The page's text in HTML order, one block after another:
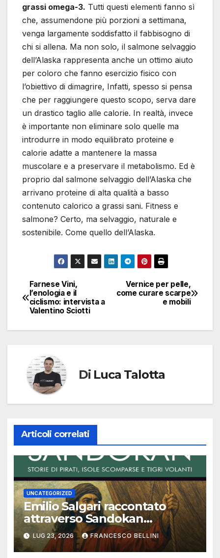
grassi omega-3. Tutti questi elementi fanno sì
che, assumendone più porzioni a settimana,
venga largamente soddisfatto il fabbisogno di
chi si allena. Ma non solo, il salmone selvaggio
dell’Alaska rappresenta anche un ottimo aiuto
per coloro che fanno esercizio fisico con
l’obiettivo di dimagrire, Infatti, spesso si pensa
che per raggiungere questo scopo, serva dare
un drastico taglio alle calorie. In realtà, invece
è importante non eliminare solo quelle ma
introdurre in modo equilibrato proteine e
calorie adatte a mantenere la massa
muscolare e a preservare il metabolismo. Ed è
proprio dal salmone selvaggio dell’Alaska che
arrivano proteine di alta qualità a basso
contenuto calorico a grassi sani. Fitness e
salmone? Certo, ma selvaggio, naturale e
sostenibile. Come quello dell’Alaska.
Navigazione
articoli
Vernice per pelle,
come curare scarpe
e mobili
Farnese Vini,
l’enologia e il
ciclismo: intervista a
Valentino Sciotti
Di Luca Talotta
Articoli correlati
UNCATEGORIZED
Emilio Salgari raccontato
attraverso Sandokan
(seconda ed ultima parte)
LUG 23, 2026 FRANCESCO BELLINI